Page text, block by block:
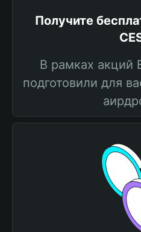
Получите
В рамках акций
подготовили для